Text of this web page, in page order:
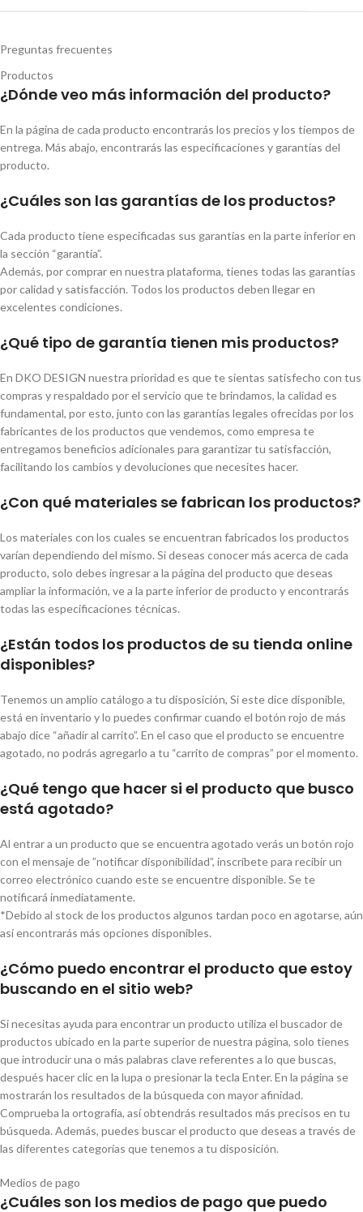
Preguntas frecuentes
Productos
¿Dónde veo más información del producto?
En la página de cada producto encontrarás los precios y los tiempos de
entrega. Más abajo, encontrarás las especificaciones y garantías del
producto.
¿Cuáles son las garantías de los productos?
Cada producto tiene especificadas sus garantías en la parte inferior en
la sección “garantía”.
Además, por comprar en nuestra plataforma, tienes todas las garantías
por calidad y satisfacción. Todos los productos deben llegar en
excelentes condiciones.
¿Qué tipo de garantía tienen mis productos?
En DKO DESIGN nuestra prioridad es que te sientas satisfecho con tus
compras y respaldado por el servicio que te brindamos, la calidad es
fundamental, por esto, junto con las garantías legales ofrecidas por los
fabricantes de los productos que vendemos, como empresa te
entregamos beneficios adicionales para garantizar tu satisfacción,
facilitando los cambios y devoluciones que necesites hacer.
¿Con qué materiales se fabrican los productos?
Los materiales con los cuales se encuentran fabricados los productos
varían dependiendo del mismo. Si deseas conocer más acerca de cada
producto, solo debes ingresar a la página del producto que deseas
ampliar la información, ve a la parte inferior de producto y encontrarás
todas las especificaciones técnicas.
¿Están todos los productos de su tienda online
disponibles?
Tenemos un amplio catálogo a tu disposición, Si este dice disponible,
está en inventario y lo puedes confirmar cuando el botón rojo de más
abajo dice “añadir al carrito”. En el caso que el producto se encuentre
agotado, no podrás agregarlo a tu “carrito de compras” por el momento.
¿Qué tengo que hacer si el producto que busco
está agotado?
Al entrar a un producto que se encuentra agotado verás un botón rojo
con el mensaje de ”notificar disponibilidad”, inscríbete para recibir un
correo electrónico cuando este se encuentre disponible. Se te
notificará inmediatamente.
*Debido al stock de los productos algunos tardan poco en agotarse, aún
así encontrarás más opciones disponibles.
¿Cómo puedo encontrar el producto que estoy
buscando en el sitio web?
Si necesitas ayuda para encontrar un producto utiliza el buscador de
productos ubicado en la parte superior de nuestra página, solo tienes
que introducir una o más palabras clave referentes a lo que buscas,
después hacer clic en la lupa o presionar la tecla Enter. En la página se
mostrarán los resultados de la búsqueda con mayor afinidad.
Comprueba la ortografía, así obtendrás resultados más precisos en tu
búsqueda. Además, puedes buscar el producto que deseas a través de
las diferentes categorías que tenemos a tu disposición.
Medios de pago
¿Cuáles son los medios de pago que puedo